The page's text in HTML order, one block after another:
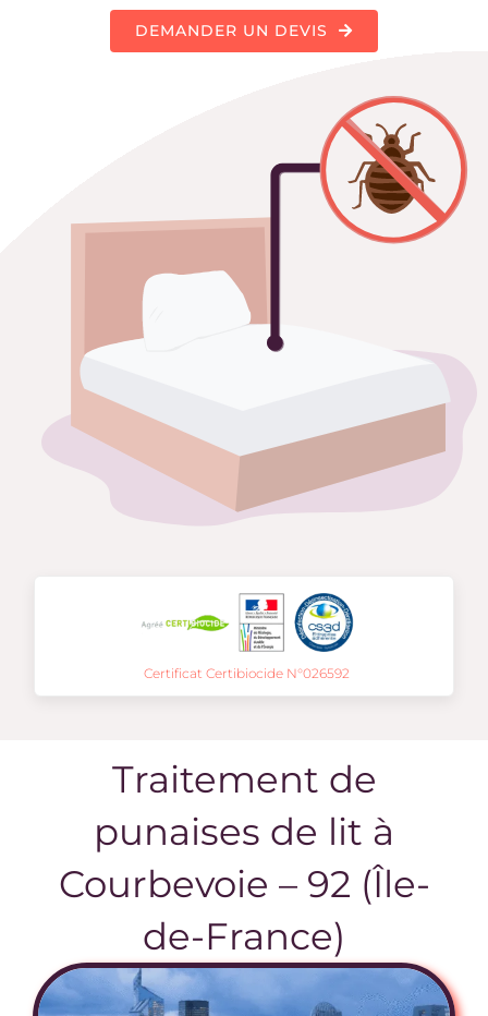
DEMANDER UN DEVIS
Certificat Certibiocide N°026592
Traitement de
punaises de lit à
Courbevoie – 92 (Île-
de-France)